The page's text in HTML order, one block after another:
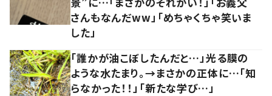
さんもなんだww」「めちゃくちゃ笑いま
した」
「誰かが油こぼしたんだと…」光る膜の
ような水たまり。→まさかの正体に…「知
らなかった！！」「新たな学び…」